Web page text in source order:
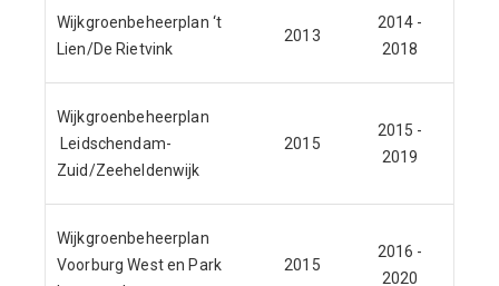
Wijkgroenbeheerplan ‘t
Lien/De Rietvink
2013
2014 -
2018
Wijkgroenbeheerplan
Leidschendam-
Zuid/Zeeheldenwijk
2015
2015 -
2019
Wijkgroenbeheerplan
Voorburg West en Park
2015
2016 -
2020